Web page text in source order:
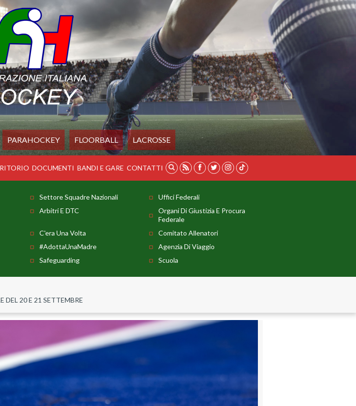
PARAHOCKEY FLOORBALL LACROSSE
DOCUMENTI BANDI E GARE CONTATTI
Settore Squadre Nazionali
Uffici Federali
Arbitri E DTC
Organi Di Giustizia E Procura
Federale
C'era Una Volta
Comitato Allenatori
#AdottaUnaMadre
Agenzia Di Viaggio
Safeguarding Scuola
DEL 20 E 21 SETTEMBRE